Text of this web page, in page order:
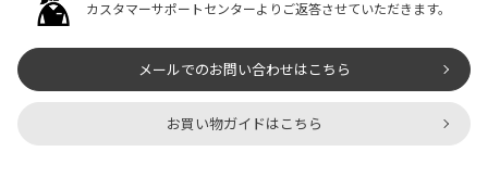
カスタマーサポートセンターよりご返答させていただきます。
メールでのお問い合わせはこちら
お買い物ガイドはこちら